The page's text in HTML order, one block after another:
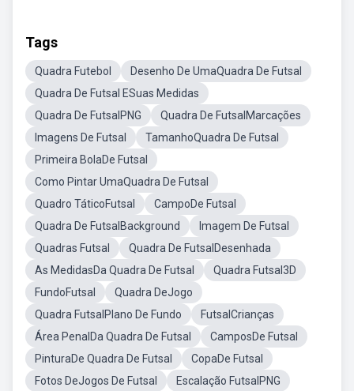
Tags
Quadra Futebol
Desenho De UmaQuadra De Futsal
Quadra De Futsal ESuas Medidas
Quadra De FutsalPNG
Quadra De FutsalMarcações
Imagens De Futsal
TamanhoQuadra De Futsal
Primeira BolaDe Futsal
Como Pintar UmaQuadra De Futsal
Quadro TáticoFutsal
CampoDe Futsal
Quadra De FutsalBackground
Imagem De Futsal
Quadras Futsal
Quadra De FutsalDesenhada
As MedidasDa Quadra De Futsal
Quadra Futsal3D
FundoFutsal
Quadra DeJogo
Quadra FutsalPlano De Fundo
FutsalCrianças
Área PenalDa Quadra De Futsal
CamposDe Futsal
PinturaDe Quadra De Futsal
CopaDe Futsal
Fotos DeJogos De Futsal
Escalação FutsalPNG